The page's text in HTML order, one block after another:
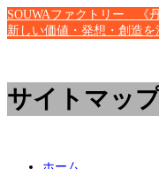
SOUWAファクトリー 《
新しい価値・発想・創造を
サイトマッ
ホーム